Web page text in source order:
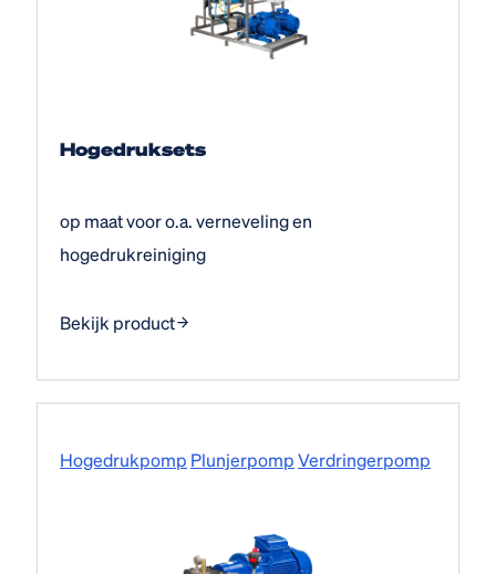
Hogedruksets
op maat voor o.a. verneveling en
hogedrukreiniging
Bekijk product
Hogedruk­pomp PlunjerpompVerdringerpomp